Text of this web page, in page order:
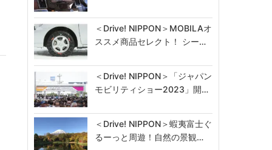
＜Drive! NIPPON＞MOBILAオ
ススメ商品セレクト！ シー…
＜Drive! NIPPON＞「ジャパン
モビリティショー2023」開…
＜Drive! NIPPON＞蝦夷富士ぐ
るーっと周遊！自然の景観…